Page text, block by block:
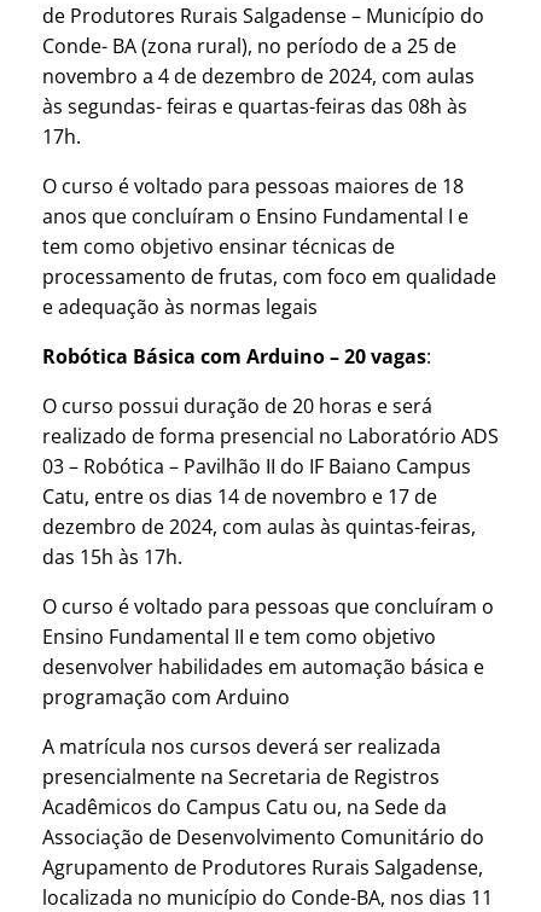
de Produtores Rurais Salgadense – Município do
Conde- BA (zona rural), no período de a 25 de
novembro a 4 de dezembro de 2024, com aulas
às segundas- feiras e quartas-feiras das 08h às
17h.
O curso é voltado para pessoas maiores de 18
anos que concluíram o Ensino Fundamental I e ​​
tem como objetivo ensinar técnicas de
processamento de frutas, com foco em qualidade
e adequação às normas legais
Robótica Básica com Arduino – 20 vagas:
O curso possui duração de 20 horas e será
realizado de forma presencial no Laboratório ADS
03 – Robótica – Pavilhão II do IF Baiano Campus
Catu, entre os dias 14 de novembro e 17 de
dezembro de 2024, com aulas às quintas-feiras,
das 15h às 17h.
O curso é voltado para pessoas que concluíram o
Ensino Fundamental II e tem como objetivo
desenvolver habilidades em automação básica e
programação com Arduino
A matrícula nos cursos deverá ser realizada
presencialmente na Secretaria de Registros
Acadêmicos do Campus Catu ou, na Sede da
Associação de Desenvolvimento Comunitário do
Agrupamento de Produtores Rurais Salgadense,
localizada no município do Conde-BA, nos dias 11